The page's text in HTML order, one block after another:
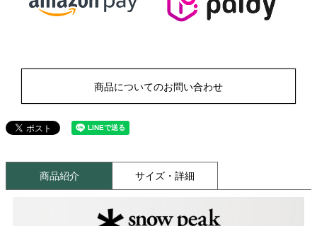
商品についてのお問い合わせ
商品紹介 サイズ・詳細